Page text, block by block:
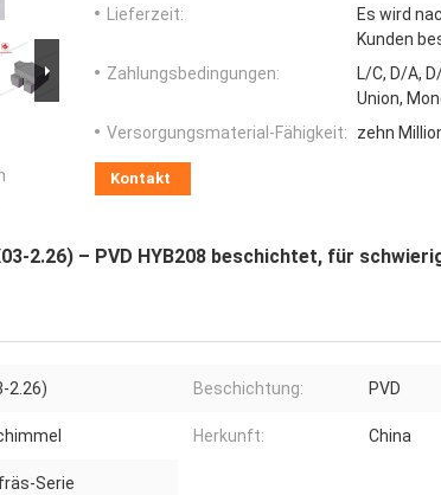
Lieferzeit:
Es wird
Kunden
Zahlungsbedingungen:
L/C, D/A,
Union,
Versorgungsmaterial-Fähigkeit:
zehn
Kontakt
2.26) – PVD HYB208 beschichtet, für
2.26) Beschichtung: PVD
Herkunft: China
Serie